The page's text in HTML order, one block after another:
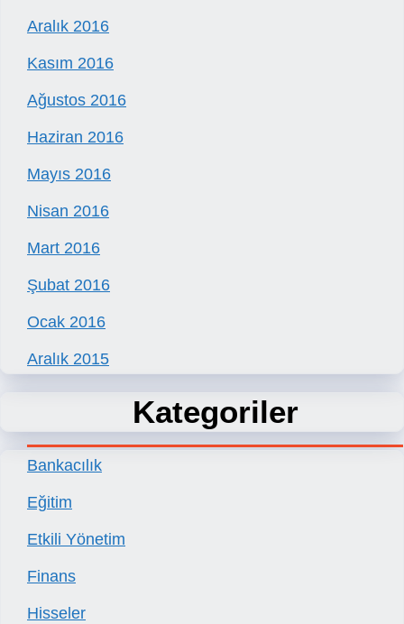
Aralık 2016
Kasım 2016
Ağustos 2016
Haziran 2016
Mayıs 2016
Nisan 2016
Mart 2016
Şubat 2016
Ocak 2016
Aralık 2015
Kategoriler
Bankacılık
Eğitim
Etkili Yönetim
Finans
Hisseler